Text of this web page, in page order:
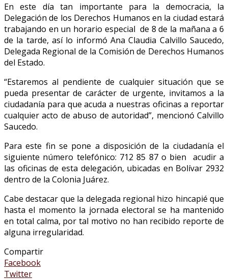
En este día tan importante para la democracia, la
Delegación de los Derechos Humanos en la ciudad estará
trabajando en un horario especial de 8 de la mañana a 6
de la tarde, así lo informó Ana Claudia Calvillo Saucedo,
Delegada Regional de la Comisión de Derechos Humanos
del Estado.
“Estaremos al pendiente de cualquier situación que se
pueda presentar de carácter de urgente, invitamos a la
ciudadanía para que acuda a nuestras oficinas a reportar
cualquier acto de abuso de autoridad”, mencionó Calvillo
Saucedo.
Para este fin se pone a disposición de la ciudadanía el
siguiente número telefónico: 712 85 87 o bien acudir a
las oficinas de esta delegación, ubicadas en Bolívar 2932
dentro de la Colonia Juárez.
Cabe destacar que la delegada regional hizo hincapié que
hasta el momento la jornada electoral se ha mantenido
en total calma, por tal motivo no han recibido reporte de
alguna irregularidad.
Compartir
Facebook
Twitter